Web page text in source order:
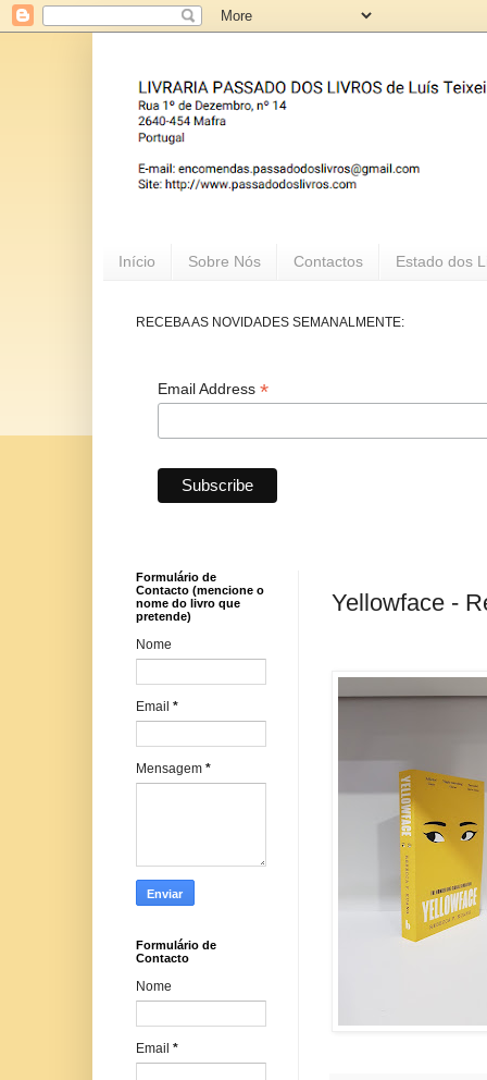
Início Sobre Nós Contactos Estado dos
RECEBA AS NOVIDADES SEMANALMENTE:
Email Address *
Yellowface -
Formulário de
Contacto (mencione o
nome do livro que
pretende)
Nome
Email *
Mensagem *
Formulário de
Contacto
Nome
Email *